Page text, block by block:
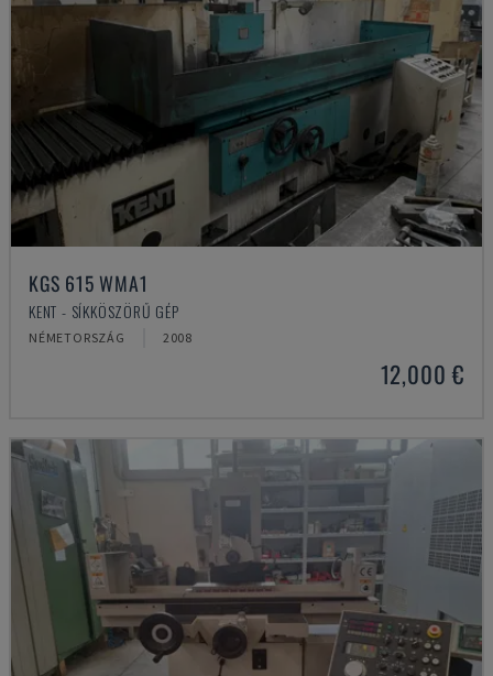
KGS 615 WMA1
KENT - SÍKKÖSZÖRŰ GÉP
NÉMETORSZÁG 2008
12,000 €